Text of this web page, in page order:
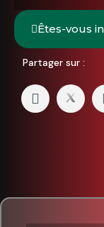
Êtes-vous
Partager sur :